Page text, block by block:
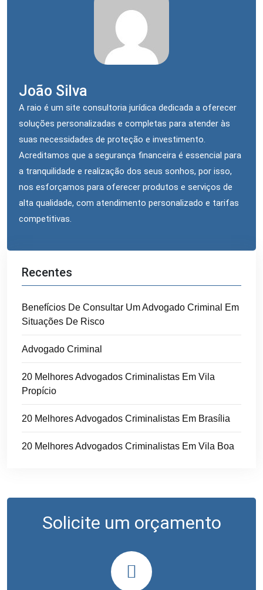
João Silva
A raio é um site consultoria jurídica dedicada a oferecer
soluções personalizadas e completas para atender às
suas necessidades de proteção e investimento.
Acreditamos que a segurança financeira é essencial para
a tranquilidade e realização dos seus sonhos, por isso,
nos esforçamos para oferecer produtos e serviços de
alta qualidade, com atendimento personalizado e tarifas
competitivas.
Recentes
Benefícios De Consultar Um Advogado Criminal Em
Situações De Risco
Advogado Criminal
20 Melhores Advogados Criminalistas Em Vila
Propício
20 Melhores Advogados Criminalistas Em Brasília
20 Melhores Advogados Criminalistas Em Vila Boa
Solicite um orçamento